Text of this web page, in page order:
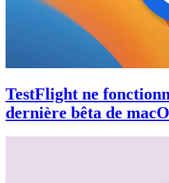
TestFlight ne
dernière bêta de